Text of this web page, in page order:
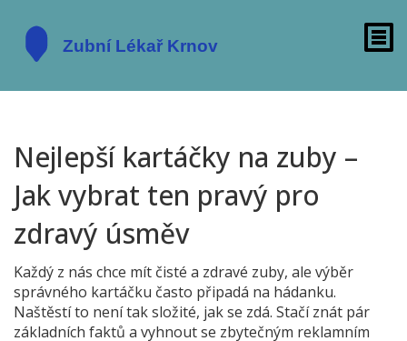
Nejlepší kartáčky na zuby –
Jak vybrat ten pravý pro
zdravý úsměv
Každý z nás chce mít čisté a zdravé zuby, ale výběr
správného kartáčku často připadá na hádanku.
Naštěstí to není tak složité, jak se zdá. Stačí znát pár
základních faktů a vyhnout se zbytečným reklamním